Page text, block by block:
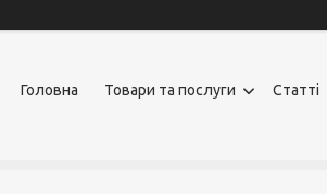
Головна Товари та послуги Статті